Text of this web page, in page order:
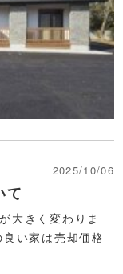
2025/10/06
て
大きく変わりま
い家は売却価格